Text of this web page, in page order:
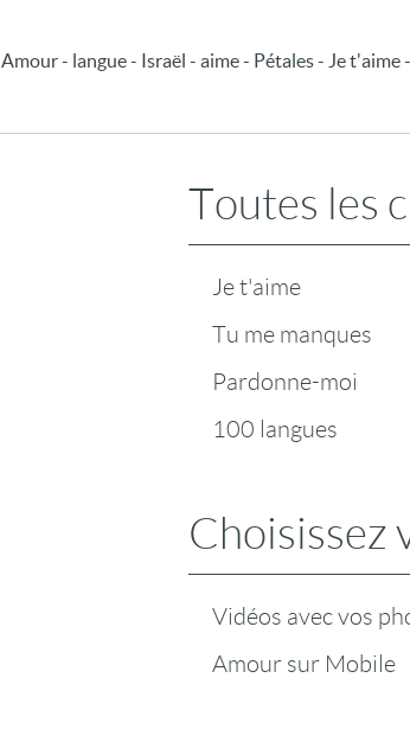
Amour - langue - Israël - aime - Pétales - Je t'aime
Toutes les
Je t'aime
Tu me manques
Pardonne-moi
100 langues
Choisissez
Vidéos avec vos
Amour sur Mobile